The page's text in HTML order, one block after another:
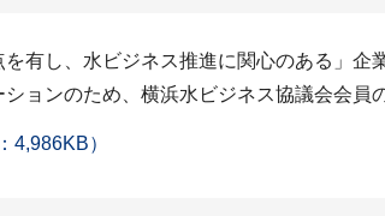
有し、水ビジネス推進に関心のある」企
ョンのため、横浜水ビジネス協議会会員
4,986KB）